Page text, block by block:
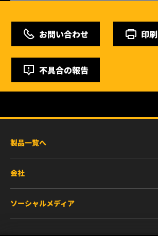
お問い合わせ 印刷
不具合の報告
製品一覧へ
商用車および建機・農機・産業用途車両
乗用車および小型トラック
会社
WIXについて
ソーシャルメディア